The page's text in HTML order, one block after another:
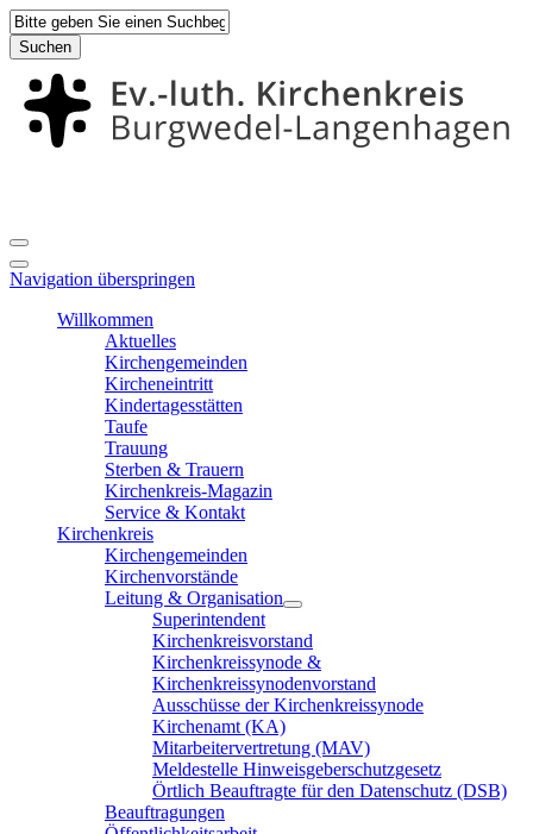
Suchen
Navigation überspringen
Willkommen
Aktuelles
Kirchengemeinden
Kircheneintritt
Kindertagesstätten
Taufe
Trauung
Sterben & Trauern
Kirchenkreis-Magazin
Service & Kontakt
Kirchenkreis
Kirchengemeinden
Kirchenvorstände
Leitung & Organisation
Superintendent
Kirchenkreisvorstand
Kirchenkreissynode &
Kirchenkreissynodenvorstand
Ausschüsse der Kirchenkreissynode
Kirchenamt (KA)
Mitarbeitervertretung (MAV)
Meldestelle Hinweisgeberschutzgesetz
Örtlich Beauftragte für den Datenschutz (DSB)
Beauftragungen